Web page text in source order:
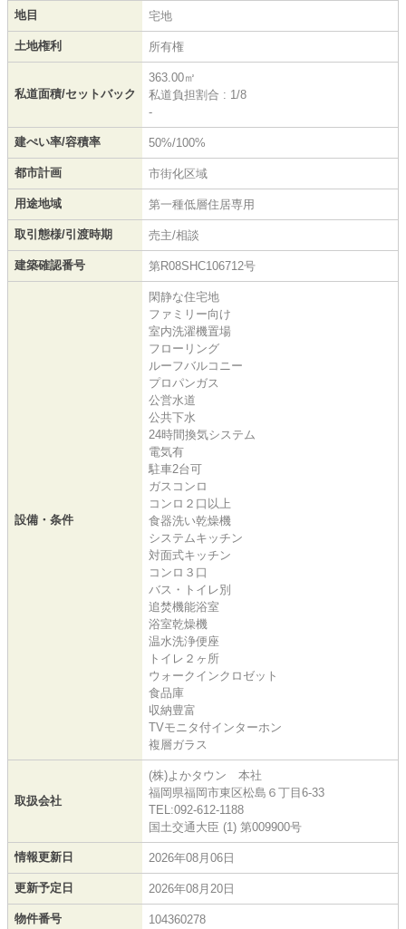
地目 宅地
土地権利 所有権
私道面積/セットバック
363.00㎡
私道負担割合 : 1/8
-
建ぺい率/容積率 50%/100%
都市計画 市街化区域
用途地域 第一種低層住居専用
取引態様/引渡時期 売主/相談
建築確認番号 第R08SHC106712号
設備・条件
閑静な住宅地
ファミリー向け
室内洗濯機置場
フローリング
ルーフバルコニー
プロパンガス
公営水道
公共下水
24時間換気システム
電気有
駐車2台可
ガスコンロ
コンロ２口以上
食器洗い乾燥機
システムキッチン
対面式キッチン
コンロ３口
バス・トイレ別
追焚機能浴室
浴室乾燥機
温水洗浄便座
トイレ２ヶ所
ウォークインクロゼット
食品庫
収納豊富
TVモニタ付インターホン
複層ガラス
取扱会社
(株)よかタウン 本社
福岡県福岡市東区松島６丁目6-33
TEL:092-612-1188
国土交通大臣 (1) 第009900号
情報更新日 2026年08月06日
更新予定日 2026年08月20日
物件番号 104360278